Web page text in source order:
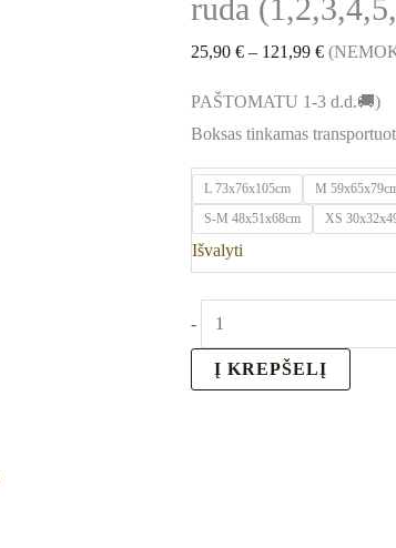
ruda
25,90€ – 121,99€
PAŠTOMATU 1-3 d.d.🚚)
Boksas tinkamas
L 73x76x105cm M
S-M 48x51x68cm
XS
Išvalyti
-
Į KREPŠELĮ